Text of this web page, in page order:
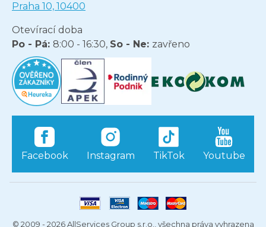
Praha 10, 10400
Otevírací doba
Po - Pá: 8:00 - 16:30, So - Ne: zavřeno
Facebook Instagram TikTok Youtube
© 2009 - 2026 AllServices Group s.r.o., všechna práva vyhrazena